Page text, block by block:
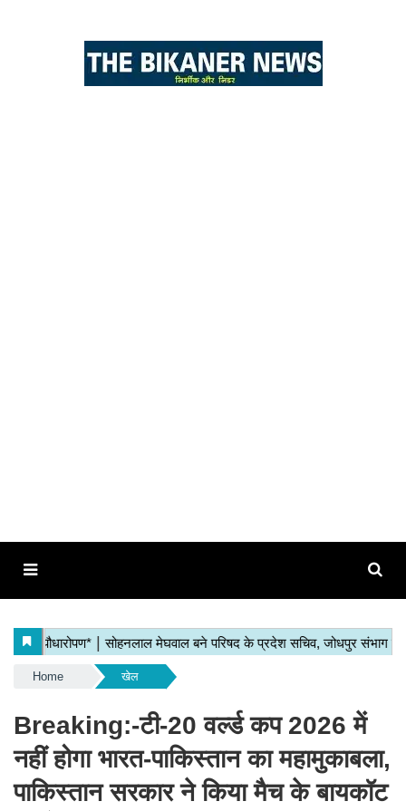
Home खेल
Breaking:-टी-20 वर्ल्ड कप 2026 में
नहीं होगा भारत-पाकिस्तान का महामुकाबला,
पाकिस्तान सरकार ने किया मैच के बायकॉट